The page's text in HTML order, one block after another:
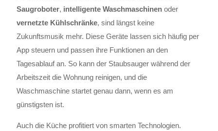
Saugroboter, intelligente Waschmaschinenoder
vernetzte Kühlschränke, sind längst keine
Zukunftsmusik mehr. Diese Geräte lassen sich häufig per
App steuern und passen ihre Funktionen an den
Tagesablauf an. So kann der Staubsauger während der
Arbeitszeit die Wohnung reinigen, und die
Waschmaschine startet genau dann, wenn es am
günstigsten ist.
Auch die Küche profitiert von smarten Technologien.